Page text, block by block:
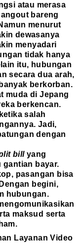
atau merasa
bareng
menurut
dewasanya
menyadari
tidak hanya
itu, hubungan
secara dua arah,
berkorban.
muda di Jepang
berkencan.
salah
Jadi,
dengan
billyang
gantian bayar.
pasangan bisa
Dengan begini,
hubungan.
maksud serta
Layanan Video